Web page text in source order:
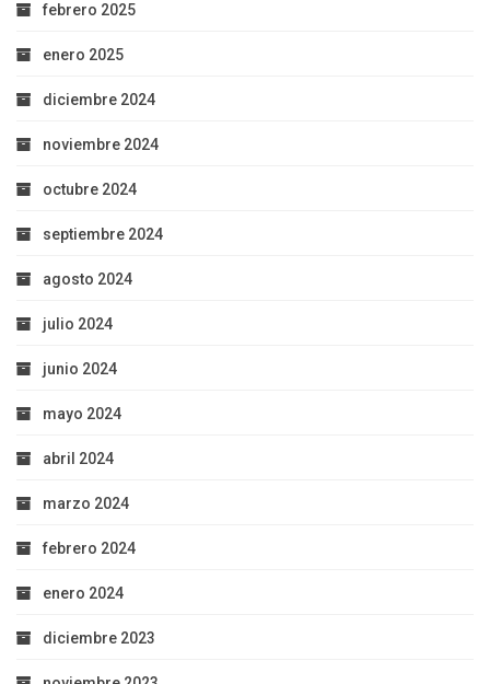
febrero 2025
enero 2025
diciembre 2024
noviembre 2024
octubre 2024
septiembre 2024
agosto 2024
julio 2024
junio 2024
mayo 2024
abril 2024
marzo 2024
febrero 2024
enero 2024
diciembre 2023